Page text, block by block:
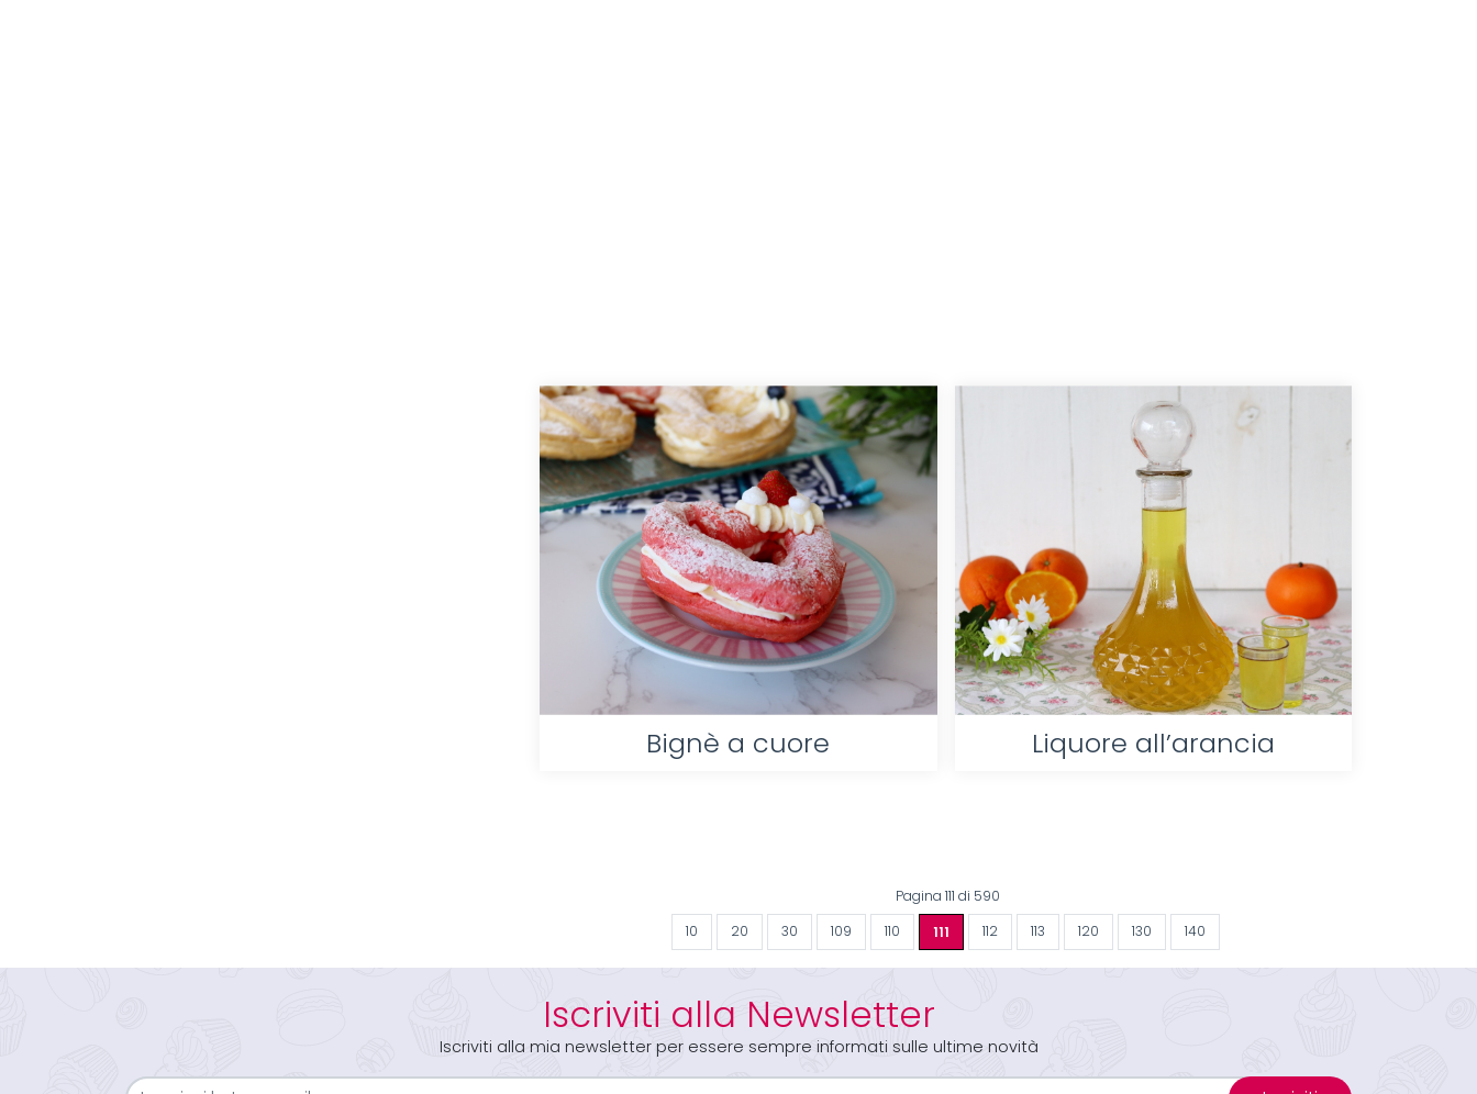
Bignè a cuore Liquore all’arancia
Pagina 111 di 590
10 20 30 109 110 111 112 113 120 130 140
Iscriviti alla Newsletter
Iscriviti alla mia newsletter per essere sempre informati sulle ultime novità